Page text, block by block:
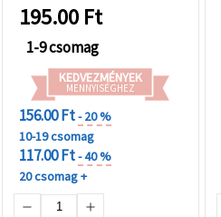
195.00 Ft
1-9 csomag
KEDVEZMÉNYEK
MENNYISÉGHEZ
156.00 Ft- 20 %
10-19 csomag
117.00 Ft- 40 %
20 csomag +